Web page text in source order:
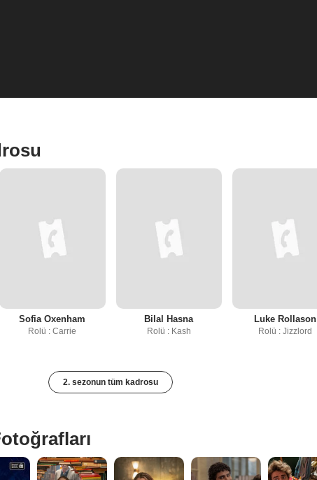
Sofia Oxenham
Rolü : Carrie
Bilal Hasna
Rolü : Kash
Luke Rollason
Rolü : Jizzlord
2. sezonun tüm kadrosu